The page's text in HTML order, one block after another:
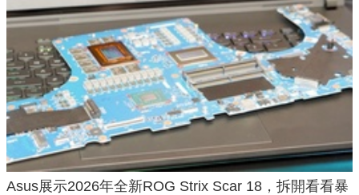
Asus展示2026年全新ROG Strix Scar 18，拆開看看暴